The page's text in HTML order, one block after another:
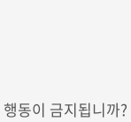
동이 금지됩니까?